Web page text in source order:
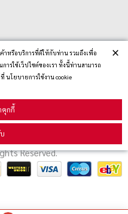
าหรือบริการที่ดีให้กับท่าน รวมถึงเพื่อ
รใช้เว็ปไซต์ของเรา ทั้งนี้ท่านสามารถ
นโยบายการใช้งาน cookie
คุกกี้
×
าวสาร
Reserved.